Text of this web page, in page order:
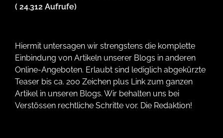
( 24.312 Aufrufe)
Hiermit untersagen wir strengstens die komplette
Einbindung von Artikeln unserer Blogs in anderen
Online-Angeboten. Erlaubt sind lediglich abgekürzte
Teaser bis ca. 200 Zeichen plus Link zum ganzen
Artikel in unseren Blogs. Wir behalten uns bei
Verstössen rechtliche Schritte vor. Die Redaktion!